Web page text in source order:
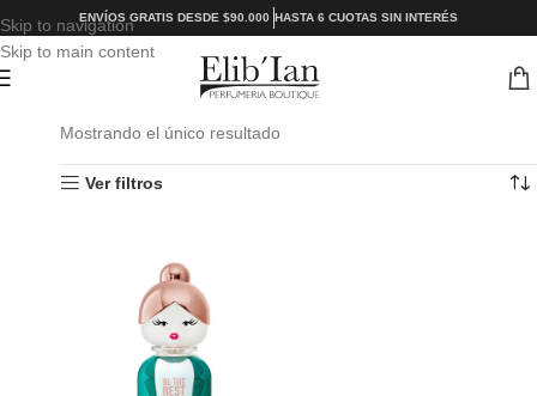
Skip to navigation
Skip to main content
ENVÍOS GRATIS DESDE $90.000 HASTA 6 CUOTAS SIN INTERÉS
Mostrando el único resultado
Ver filtros